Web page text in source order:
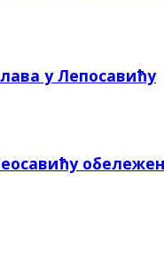
у Лепосавићу